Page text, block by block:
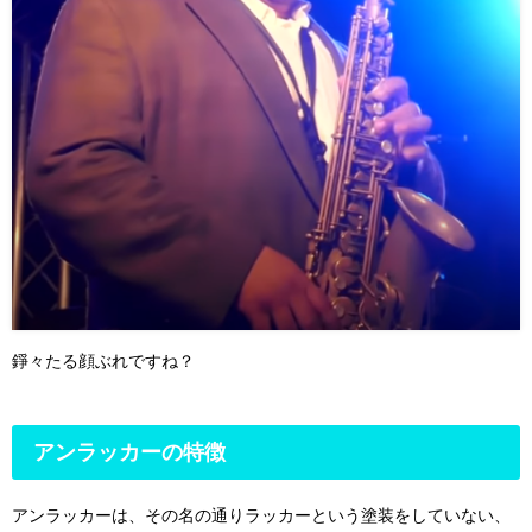
錚々たる顔ぶれですね？
アンラッカーの特徴
アンラッカーは、その名の通りラッカーという塗装をしていない、